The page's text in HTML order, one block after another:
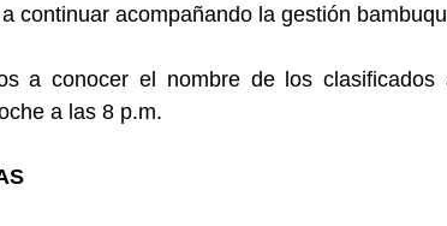
continuar acompañando la gestión
a conocer el nombre de los
a las 8 p.m.